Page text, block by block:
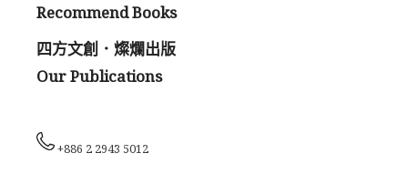
Recommend Books
四方文創．燦爛出版
Our Publications
+886 2 2943 5012